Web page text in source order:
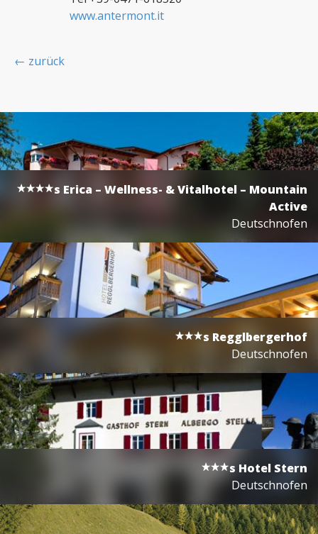
www.antermont.it
← zurück
s Erica – Wellness- & Vitalhotel – Mountain
Active
Deutschnofen
s Regglbergerhof
Deutschnofen
s Hotel Stern
Deutschnofen